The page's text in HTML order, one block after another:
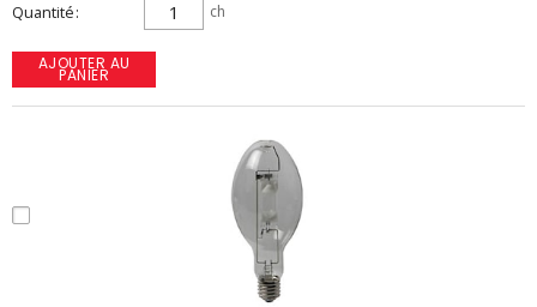
Quantité ch
AJOUTER AU
PANIER